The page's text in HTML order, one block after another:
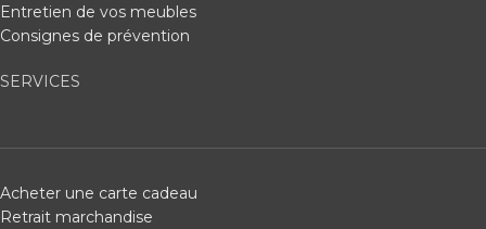
Entretien de vos meubles
Consignes de prévention
SERVICES
Acheter une carte cadeau
Retrait marchandise